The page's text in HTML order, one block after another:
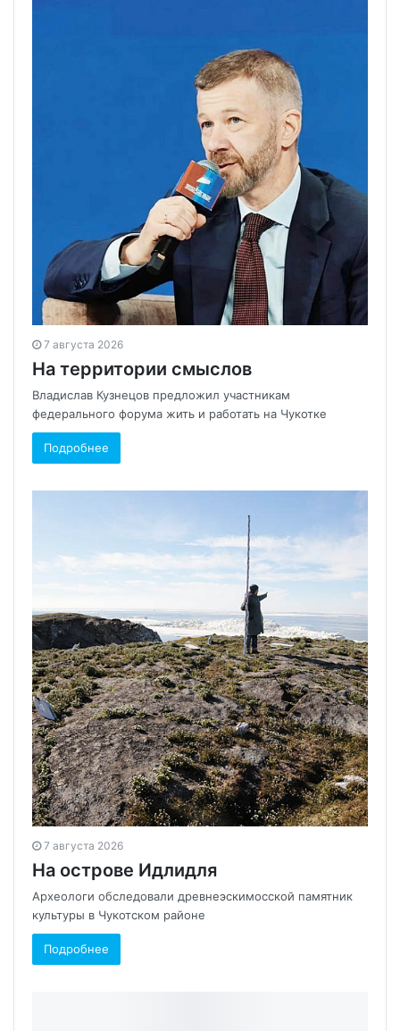
7 августа 2026
На территории смыслов
Владислав Кузнецов предложил участникам
федерального форума жить и работать на Чукотке
Подробнее
7 августа 2026
На острове Идлидля
Археологи обследовали древнеэскимосской памятник
культуры в Чукотском районе
Подробнее